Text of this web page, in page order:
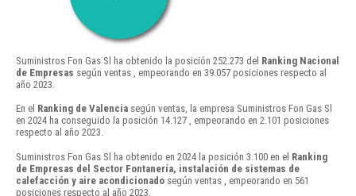
Suministros Fon Gas Sl ha obtenido la posición 252.273 del Ranking Nacional
de Empresas según ventas , empeorando en 39.057 posiciones respecto al
año 2023.
En el Ranking de Valencia según ventas, la empresa Suministros Fon Gas Sl
en 2024 ha conseguido la posición 14.127 , empeorando en 2.101 posiciones
respecto al año 2023.
Suministros Fon Gas Sl ha obtenido en 2024 la posición 3.100 en el Ranking
de Empresas del Sector Fontanería, instalación de sistemas de
calefacción y aire acondicionado según ventas , empeorando en 561
posiciones respecto al año 2023.